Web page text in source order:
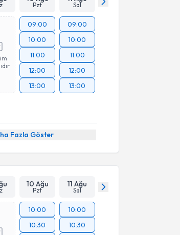
Pzt Sal
09:00
10:00
11:00
12:00
13:00
09:00
10:00
11:00
12:00
13:00
Fazla Göster
10 Ağu
Pzt
11 Ağu
Sal
10:00
10:30
10:00
10:30